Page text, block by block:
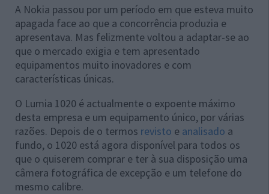
A Nokia passou por um período em que esteva muito
apagada face ao que a concorrência produzia e
apresentava. Mas felizmente voltou a adaptar-se ao
que o mercado exigia e tem apresentado
equipamentos muito inovadores e com
características únicas.
O Lumia 1020 é actualmente o expoente máximo
desta empresa e um equipamento único, por várias
razões. Depois de o termos revisto e analisado a
fundo, o 1020 está agora disponível para todos os
que o quiserem comprar e ter à sua disposição uma
câmera fotográfica de excepção e um telefone do
mesmo calibre.